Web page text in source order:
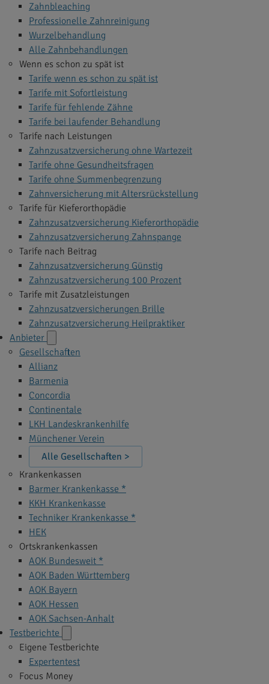
Zahnbleaching
Professionelle Zahnreinigung
Wurzelbehandlung
Alle Zahnbehandlungen
Wenn es schon zu spät ist
Tarife wenn es schon zu spät ist
Tarife mit Sofortleistung
Tarife für fehlende Zähne
Tarife bei laufender Behandlung
Tarife nach Leistungen
Zahnzusatzversicherung ohne Wartezeit
Tarife ohne Gesundheitsfragen
Tarife ohne Summenbegrenzung
Zahnversicherung mit Altersrückstellung
Tarife für Kieferorthopädie
Zahnzusatzversicherung Kieferorthopädie
Zahnzusatzversicherung Zahnspange
Tarife nach Beitrag
Zahnzusatzversicherung Günstig
Zahnzusatzversicherung 100 Prozent
Tarife mit Zusatzleistungen
Zahnzusatzversicherungen Brille
Zahnzusatzversicherung Heilpraktiker
Anbieter
Gesellschaften
Allianz
Barmenia
Concordia
Continentale
LKH Landeskrankenhilfe
Münchener Verein
Alle Gesellschaften >
Krankenkassen
Barmer Krankenkasse *
KKH Krankenkasse
Techniker Krankenkasse *
HEK
Ortskrankenkassen
AOK Bundesweit *
AOK Baden Württemberg
AOK Bayern
AOK Hessen
AOK Sachsen-Anhalt
Testberichte
Eigene Testberichte
Expertentest
Focus Money